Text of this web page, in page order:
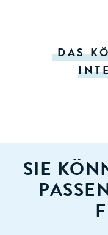
DAS
SIE